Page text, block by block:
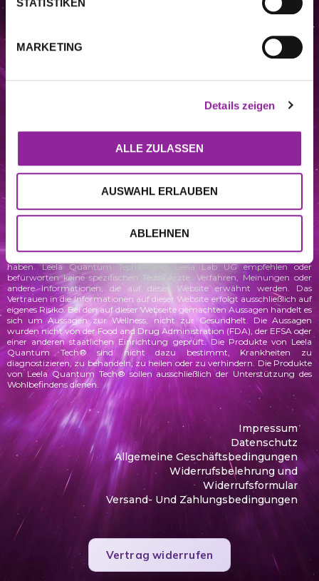
STATISTIKEN
MARKETING
Details zeigen
ALLE ZULASSEN
AUSWAHL ERLAUBEN
ABLEHNEN
beschränkt auf Video-, Audio-, Text-, Grafik-, Bild- und andere Materialien,
Verständnis und das Wissen der Verbraucher über verschiedeneWellness
professionellen medizinischen Beratung, Diagnose oder Behandlung.
Gesundheitsdienstleister, wenn Sie Fragen zu einem medizinischen
Gesundheitsmaßnahme ergreifen, und ignorieren Sie niemals einen
einzuholen, aufgrund von Informationen, die Sie auf dieser Website gelesen
haben. Leela Quantum Tech® und Leela Lab UG empfehlen oder
befürworten keine spezifischen Tests, Ärzte, Verfahren, Meinungen oder
andere Informationen, die auf dieser Website erwähnt werden. Das
Vertrauen in die Informationen auf dieser Website erfolgt ausschließlich auf
eigenes Risiko. Bei den auf dieser Webseite gemachten Aussagen handelt es
sich um Aussagen zur Wellness, nicht zur Gesundheit. Die Aussagen
wurden nicht von der Food and Drug Administration (FDA), der EFSA oder
einer anderen staatlichen Einrichtung geprüft. Die Produkte von Leela
Quantum Tech® sind nicht dazu bestimmt, Krankheiten zu
diagnostizieren, zu behandeln, zu heilen oder zu verhindern. Die Produkte
von Leela Quantum Tech® sollen ausschließlich der Unterstützung des
Wohlbefindens dienen.
Impressum
Datenschutz
Allgemeine Geschäftsbedingungen
Widerrufsbelehrung und
Widerrufsformular
Versand- Und Zahlungsbedingungen
Vertrag widerrufen